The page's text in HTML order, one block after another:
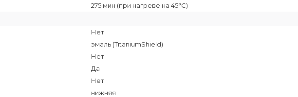
275 мин (при нагреве на 45°С)
Нет
эмаль (TitaniumShield)
Нет
Да
Нет
нижняя